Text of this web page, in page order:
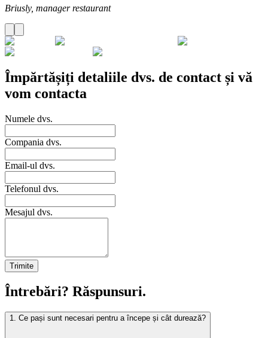
Briusly, manager restaurant
Împărtășiți detaliile dvs. de contact și vă
vom contacta
Numele dvs.
Compania dvs.
Email-ul dvs.
Telefonul dvs.
Mesajul dvs.
Trimite
Întrebări? Răspunsuri.
1. Ce pași sunt necesari pentru a începe și cât durează?